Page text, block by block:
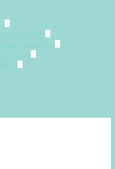
& Anleitungen
Trends